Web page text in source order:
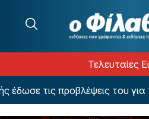
Τελευταίες
τις προβλέψεις του για